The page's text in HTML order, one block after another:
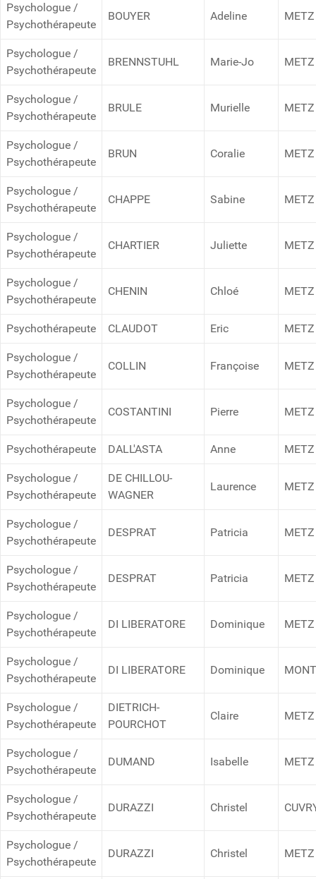
Psychologue /
Psychothérapeute
BOUYER Adeline METZ
Psychologue /
Psychothérapeute
BRENNSTUHL Marie-Jo METZ
Psychologue /
Psychothérapeute
BRULE Murielle METZ
Psychologue /
Psychothérapeute
BRUN Coralie METZ
Psychologue /
Psychothérapeute
CHAPPE Sabine METZ
Psychologue /
Psychothérapeute
CHARTIER Juliette METZ
Psychologue /
Psychothérapeute
CHENIN Chloé METZ
Psychothérapeute CLAUDOT Eric METZ
Psychologue /
Psychothérapeute
COLLIN Françoise METZ
Psychologue /
Psychothérapeute
COSTANTINI Pierre METZ
Psychothérapeute DALL'ASTA Anne METZ
Psychologue /
Psychothérapeute
DE CHILLOU-
WAGNER
Laurence METZ
Psychologue /
Psychothérapeute
DESPRAT Patricia METZ
Psychologue /
Psychothérapeute
DESPRAT Patricia METZ
Psychologue /
Psychothérapeute
DI LIBERATORE Dominique METZ
Psychologue /
Psychothérapeute
DI LIBERATORE Dominique
Psychologue /
Psychothérapeute
DIETRICH-
POURCHOT
Claire METZ
Psychologue /
Psychothérapeute
DUMAND Isabelle METZ
Psychologue /
Psychothérapeute
DURAZZI Christel
Psychologue /
Psychothérapeute
DURAZZI Christel METZ